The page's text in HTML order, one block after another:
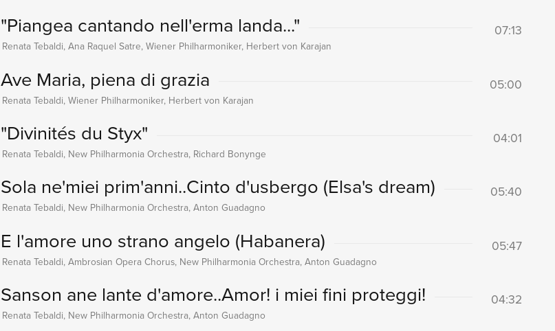
"Piangea cantando nell'erma landa..." 07:13
Renata Tebaldi, Ana Raquel Satre, Wiener Philharmoniker, Herbert von Karajan
Ave Maria, piena di grazia 05:00
Renata Tebaldi, Wiener Philharmoniker, Herbert von Karajan
"Divinités du Styx" 04:01
Renata Tebaldi, New Philharmonia Orchestra, Richard Bonynge
Sola ne'miei prim'anni..Cinto d'usbergo (Elsa's dream) 05:40
Renata Tebaldi, New Philharmonia Orchestra, Anton Guadagno
E l'amore uno strano angelo (Habanera) 05:47
Renata Tebaldi, Ambrosian Opera Chorus, New Philharmonia Orchestra, Anton Guadagno
Sanson ane lante d'amore..Amor! i miei fini proteggi! 04:32
Renata Tebaldi, New Philharmonia Orchestra, Anton Guadagno